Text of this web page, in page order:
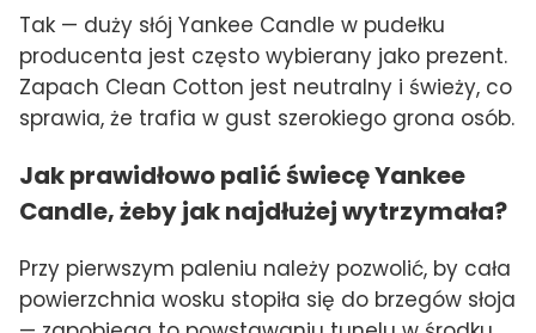
Tak — duży słój Yankee Candle w pudełku
producenta jest często wybierany jako prezent.
Zapach Clean Cotton jest neutralny i świeży, co
sprawia, że trafia w gust szerokiego grona osób.
Jak prawidłowo palić świecę Yankee
Candle, żeby jak najdłużej wytrzymała?
Przy pierwszym paleniu należy pozwolić, by cała
powierzchnia wosku stopiła się do brzegów słoja